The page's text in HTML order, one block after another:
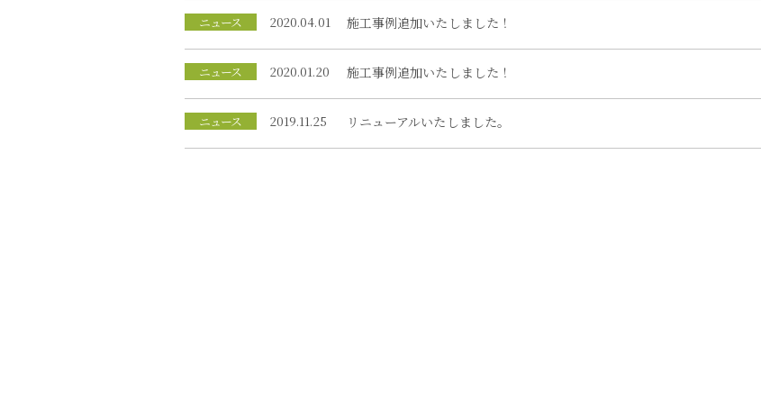
ニュース 2020.04.01 施工事例追加いたしました！
ニュース 2020.01.20 施工事例追加いたしました！
ニュース 2019.11.25 リニューアルいたしました。